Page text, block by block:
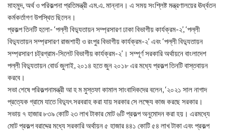
মাহমুদ, অর্থ ও পরিকল্পনা প্রতিমন্ত্রী এম.এ. মান্নান। এ সময় সংশ্লিষ্ট মন্ত্রণালয়ের ঊর্ধ্বতন
কর্মকর্তাগণ উপস্থিত ছিলেন।
প্রকল্প তিনটি হলো- ‘পল্লী বিদ্যুতায়ন সম্প্রসারণ ঢাকা বিভাগীয় কার্যক্রম-২’, ‘পল্লী
বিদ্যুতায়ন সম্প্রসারণ রাজশাহী ও রংপুর বিভাগীয় কার্যক্রম-২’ এবং ‘পল্লী বিদ্যুতায়ন
সম্প্রসারণ চট্রগ্রাম-সিলেট বিভাগীয় কার্যক্রম-২’। সম্পূর্ণ সরকারি অর্থায়নে বাংলাদেশ
পল্লী বিদ্যুতায়ন বোর্ড জুলাই, ২০১৪ হতে জুন ২০১৮ এর মধ্যে প্রকল্প তিনটি বাস্তবায়ন
করবে।
সভা শেষে পরিকল্পনামন্ত্রী আ হ ম মুস্তফা কামাল সাংবাদিকদের বলেন, ‘২০২১ সাল নাগাদ
প্রত্যেক গ্রামে যাতে বিদ্যুৎ সরবরাহ করা যায় সরকার সে লক্ষ্যে কাজ করছে সরকার।
সভায় ৭ হাজার ৮৩৯ কোটি ২৩ লাখ টাকার মোট ৬টি প্রকল্প অনুমোদন করা হয়। এরমধ্যে
মোট প্রকল্প বরাদ্দের মধ্যে সরকারি অর্থায়ন ৫ হাজার ৪৪১ কোটি ৫৪ লাখ টাকা এবং প্রকল্প